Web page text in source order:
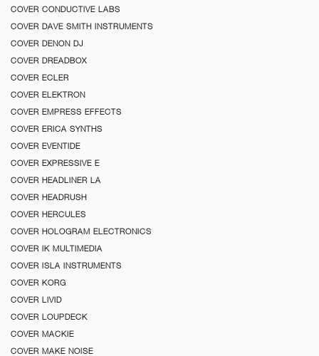
COVER CONDUCTIVE LABS
COVER DAVE SMITH INSTRUMENTS
COVER DENON DJ
COVER DREADBOX
COVER ECLER
COVER ELEKTRON
COVER EMPRESS EFFECTS
COVER ERICA SYNTHS
COVER EVENTIDE
COVER EXPRESSIVE E
COVER HEADLINER LA
COVER HEADRUSH
COVER HERCULES
COVER HOLOGRAM ELECTRONICS
COVER IK MULTIMEDIA
COVER ISLA INSTRUMENTS
COVER KORG
COVER LIVID
COVER LOUPDECK
COVER MACKIE
COVER MAKE NOISE